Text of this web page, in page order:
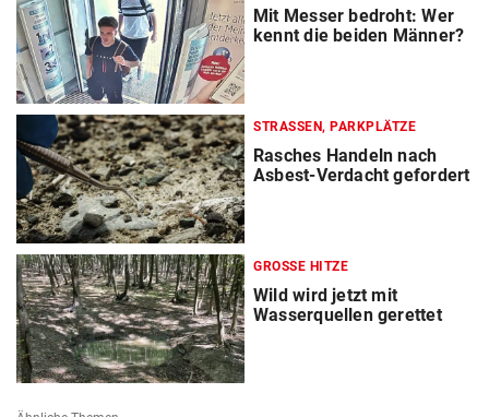
Mit Messer bedroht: Wer
kennt die beiden Männer?
STRASSEN, PARKPLÄTZE
Rasches Handeln nach
Asbest-Verdacht gefordert
GROSSE HITZE
Wild wird jetzt mit
Wasserquellen gerettet